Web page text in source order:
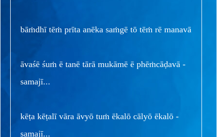
bāṁdhī tēṁ prīta anēka saṁgē tō tēṁ rē manavā
āvaśē śuṁ ē tanē tārā mukāmē ē phēṁcāḍavā -
samajī...
kēṭa kēṭalī vāra āvyō tuṁ ēkalō cālyō ēkalō -
samajī...